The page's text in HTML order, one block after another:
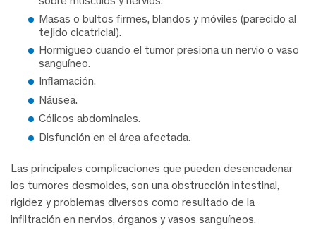
Masas o bultos firmes, blandos y móviles (parecido al
tejido cicatricial).
Hormigueo cuando el tumor presiona un nervio o vaso
sanguíneo.
Inflamación.
Náusea.
Cólicos abdominales.
Disfunción en el área afectada.
Las principales complicaciones que pueden desencadenar
los tumores desmoides, son una obstrucción intestinal,
rigidez y problemas diversos como resultado de la
infiltración en nervios, órganos y vasos sanguíneos.